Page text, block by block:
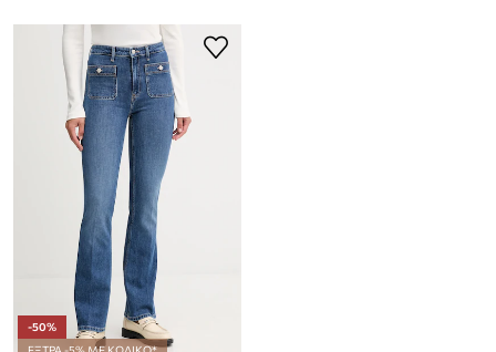
-50%
ΕΞΤΡΑ -5% ΜΕ ΚΩΔΙΚΟ*